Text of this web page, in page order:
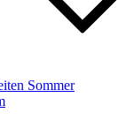
Sommer